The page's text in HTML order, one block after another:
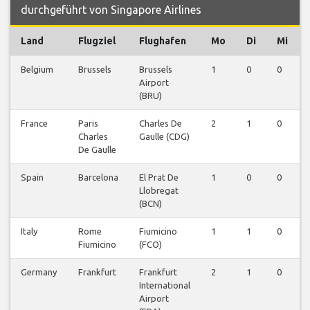
durchgeführt von Singapore Airlines
Land Flugziel Flughafen Mo Di Mi
Belgium Brussels
Brussels
Airport
(BRU)
1 0 0
France
Paris
Charles
De Gaulle
Charles De
Gaulle (CDG)
2 1 0
Spain Barcelona
El Prat De
Llobregat
(BCN)
1 0 0
Italy
Rome
Fiumicino
Fiumicino
(FCO)
1 1 0
Germany Frankfurt
Frankfurt
International
Airport
2 1 0